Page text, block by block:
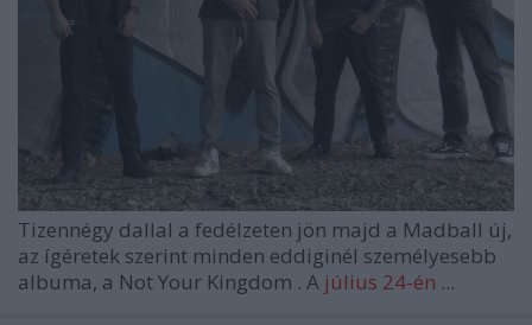
Tizennégy dallal a fedélzeten jön majd a Madball új,
az ígéretek szerint minden eddiginél személyesebb
albuma, a Not Your Kingdom . A július 24-én ...